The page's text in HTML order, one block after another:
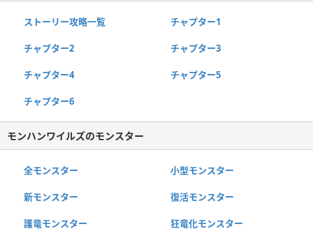
ストーリー攻略一覧 チャプター1
チャプター2 チャプター3
チャプター4 チャプター5
チャプター6
モンハンワイルズのモンスター
全モンスター 小型モンスター
新モンスター 復活モンスター
護竜モンスター 狂竜化モンスター